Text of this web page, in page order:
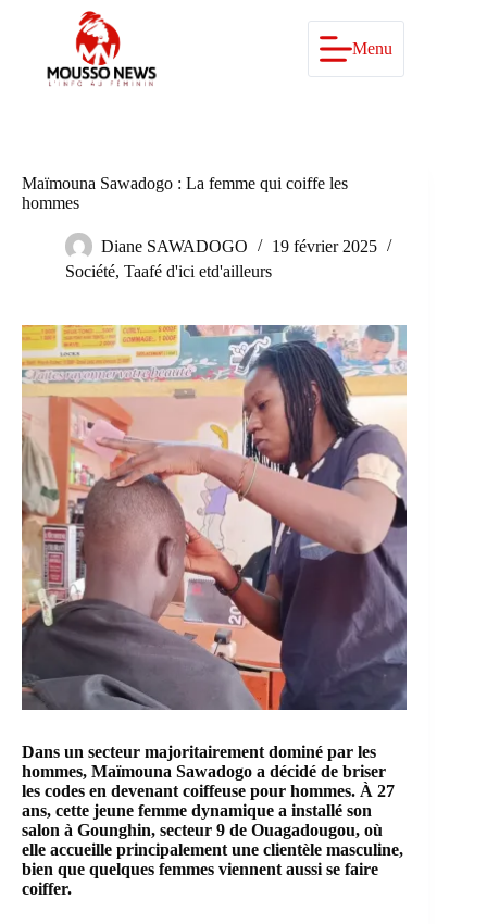
Menu
Maïmouna Sawadogo : La femme qui coiffe les
hommes
Diane SAWADOGO
19 février 2025
Société, Taafé d'ici etd'ailleurs
Dans un secteur majoritairement dominé par les
hommes, Maïmouna Sawadogo a décidé de briser
les codes en devenant coiffeuse pour hommes. À 27
ans, cette jeune femme dynamique a installé son
salon à Gounghin, secteur 9 de Ouagadougou, où
elle accueille principalement une clientèle masculine,
bien que quelques femmes viennent aussi se faire
coiffer.